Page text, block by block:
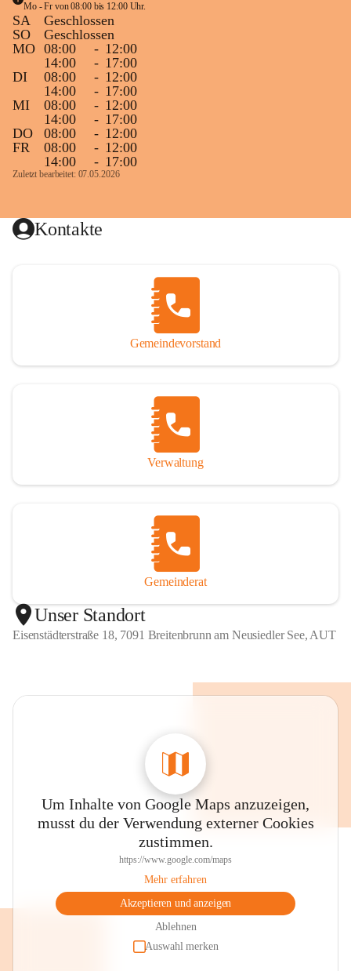
Mo - Fr von 08:00 bis 12:00 Uhr.
SA
Geschlossen
SO
Geschlossen
MO 08:00 - 12:00
14:00
- 17:00
DI
08:00 - 12:00
14:00
- 17:00
MI
08:00 - 12:00
14:00
- 17:00
DO
08:00 - 12:00
FR
08:00 - 12:00
14:00
- 17:00
Zuletzt bearbeitet: 07.05.2026
Kontakte
Gemeindevorstand
Verwaltung
Gemeinderat
Unser Standort
Eisenstädterstraße 18, 7091 Breitenbrunn am Neusiedler See, AUT
Um Inhalte von Google Maps anzuzeigen,
musst du der Verwendung externer Cookies
zustimmen.
https://www.google.com/maps
Mehr erfahren
Akzeptieren und anzeigen
Ablehnen
Auswahl merken